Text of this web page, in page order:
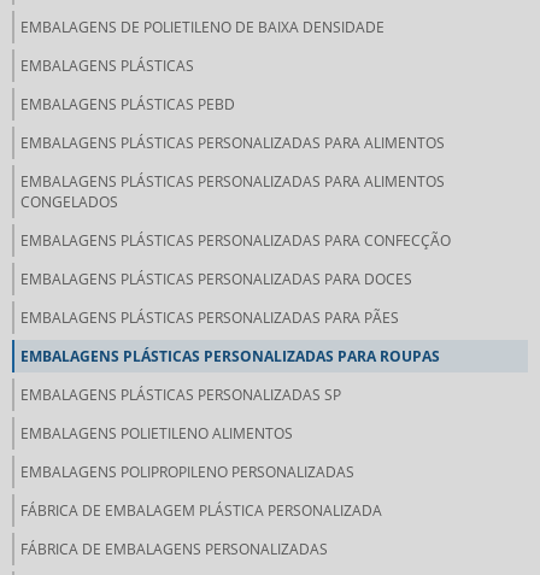
EMBALAGENS DE POLIETILENO DE BAIXA DENSIDADE
EMBALAGENS PLÁSTICAS
EMBALAGENS PLÁSTICAS PEBD
EMBALAGENS PLÁSTICAS PERSONALIZADAS PARA ALIMENTOS
EMBALAGENS PLÁSTICAS PERSONALIZADAS PARA ALIMENTOS
CONGELADOS
EMBALAGENS PLÁSTICAS PERSONALIZADAS PARA CONFECÇÃO
EMBALAGENS PLÁSTICAS PERSONALIZADAS PARA DOCES
EMBALAGENS PLÁSTICAS PERSONALIZADAS PARA PÃES
EMBALAGENS PLÁSTICAS PERSONALIZADAS PARA ROUPAS
EMBALAGENS PLÁSTICAS PERSONALIZADAS SP
EMBALAGENS POLIETILENO ALIMENTOS
EMBALAGENS POLIPROPILENO PERSONALIZADAS
FÁBRICA DE EMBALAGEM PLÁSTICA PERSONALIZADA
FÁBRICA DE EMBALAGENS PERSONALIZADAS